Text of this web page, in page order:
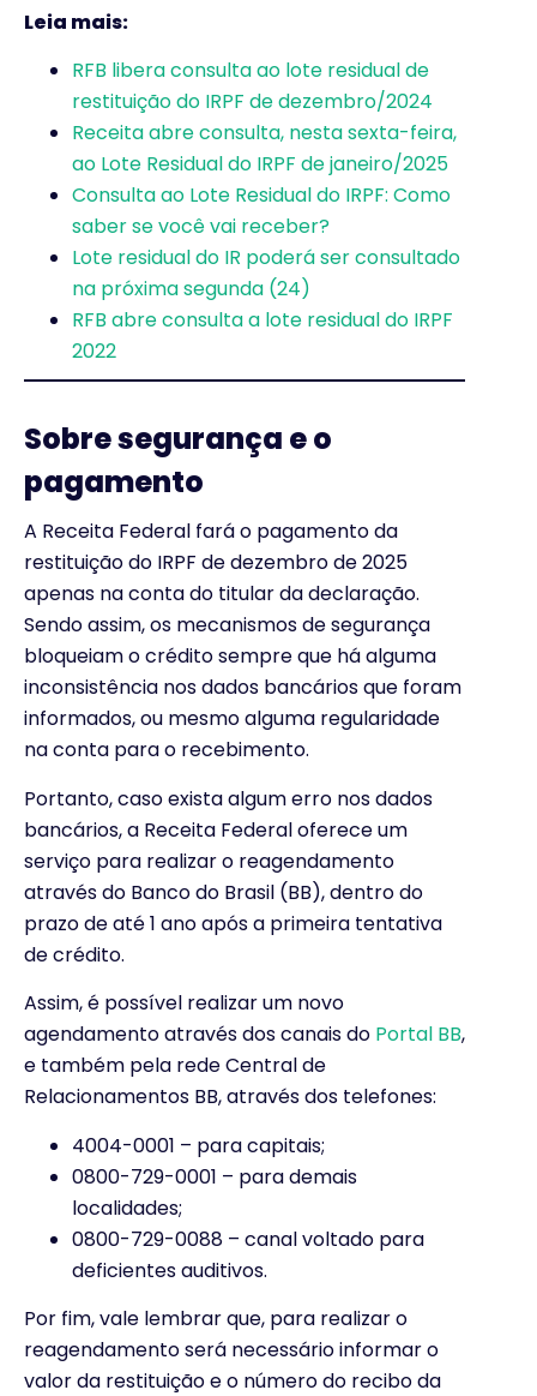
Leia mais:
RFB libera consulta ao lote residual de
restituição do IRPF de dezembro/2024
Receita abre consulta, nesta sexta-feira,
ao Lote Residual do IRPF de janeiro/2025
Consulta ao Lote Residual do IRPF: Como
saber se você vai receber?
Lote residual do IR poderá ser consultado
na próxima segunda (24)
RFB abre consulta a lote residual do IRPF
2022
Sobre segurança e o
pagamento
A Receita Federal fará o pagamento da
restituição do IRPF de dezembro de 2025
apenas na conta do titular da declaração.
Sendo assim, os mecanismos de segurança
bloqueiam o crédito sempre que há alguma
inconsistência nos dados bancários que foram
informados, ou mesmo alguma regularidade
na conta para o recebimento.
Portanto, caso exista algum erro nos dados
bancários, a Receita Federal oferece um
serviço para realizar o reagendamento
através do Banco do Brasil (BB), dentro do
prazo de até 1 ano após a primeira tentativa
de crédito.
Assim, é possível realizar um novo
agendamento através dos canais do Portal BB,
e também pela rede Central de
Relacionamentos BB, através dos telefones:
4004-0001 – para capitais;
0800-729-0001 – para demais
localidades;
0800-729-0088 – canal voltado para
deficientes auditivos.
Por fim, vale lembrar que, para realizar o
reagendamento será necessário informar o
valor da restituição e o número do recibo da